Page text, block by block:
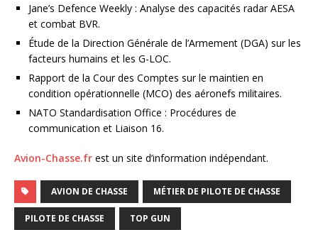
Jane’s Defence Weekly : Analyse des capacités radar AESA
et combat BVR.
Étude de la Direction Générale de l’Armement (DGA) sur les
facteurs humains et les G-LOC.
Rapport de la Cour des Comptes sur le maintien en
condition opérationnelle (MCO) des aéronefs militaires.
NATO Standardisation Office : Procédures de
communication et Liaison 16.
Avion-Chasse.fr est un site d’information indépendant.
AVION DE CHASSE MÉTIER DE PILOTE DE CHASSE
PILOTE DE CHASSE TOP GUN